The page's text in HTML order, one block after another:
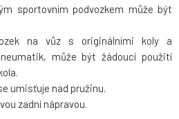
sportovním podvozkem může být
na vůz s originálními koly a
může být žádoucí použití
umisťuje nad pružinu.
zadní nápravou.